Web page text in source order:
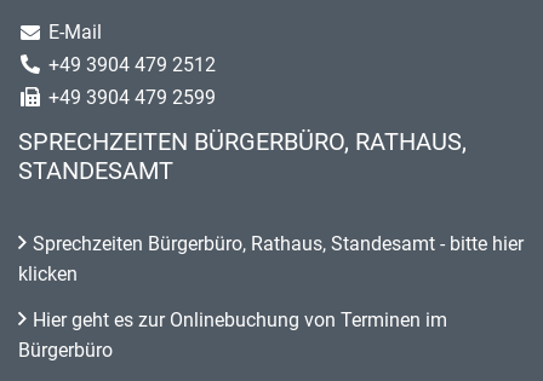
E-Mail
+49 3904 479 2512
+49 3904 479 2599
SPRECHZEITEN BÜRGERBÜRO, RATHAUS,
STANDESAMT
Sprechzeiten Bürgerbüro, Rathaus, Standesamt - bitte hier
klicken
Hier geht es zur Onlinebuchung von Terminen im
Bürgerbüro